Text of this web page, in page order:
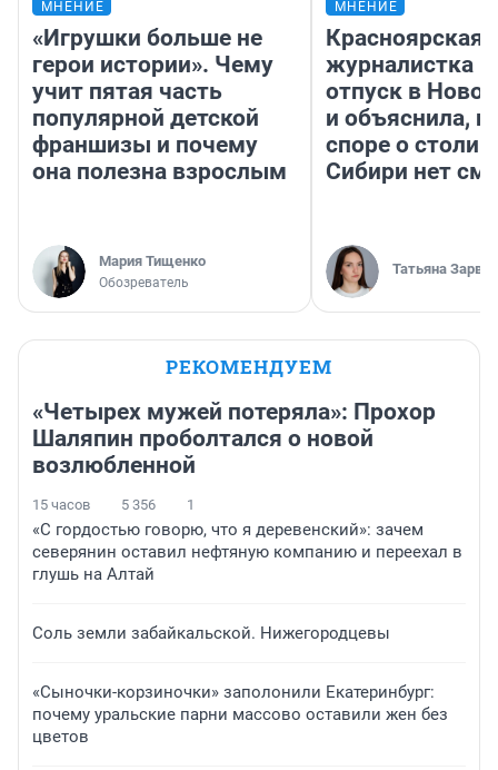
МНЕНИЕ
«Игрушки больше не
герои истории». Чему
учит пятая часть
популярной детской
франшизы и почему
она полезна взрослым
Мария Тищенко
Обозреватель
МНЕНИЕ
Красноярская
журналистка
отпуск в
и объяснила,
споре о
Сибири нет
Татьяна Зарва
РЕКОМЕНДУЕМ
«Четырех мужей потеряла»: Прохор
Шаляпин проболтался о новой
возлюбленной
15 часов 5 356 1
«С гордостью говорю, что я деревенский»: зачем
северянин оставил нефтяную компанию и переехал в
глушь на Алтай
Соль земли забайкальской. Нижегородцевы
«Сыночки-корзиночки» заполонили Екатеринбург:
почему уральские парни массово оставили жен без
цветов